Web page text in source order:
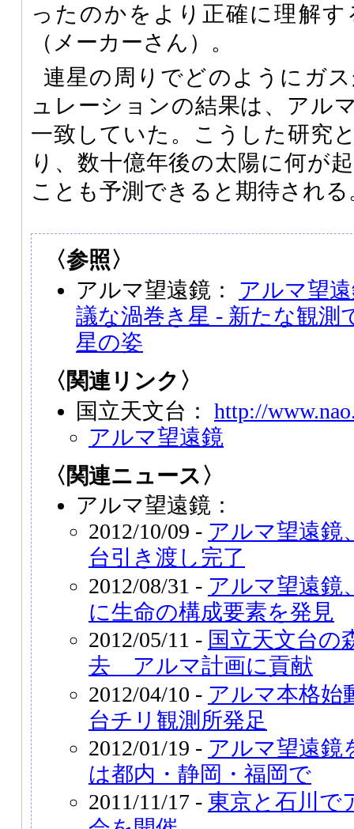
ったのかをより正確に理解
（メーカーさん）。
連星の周りでどのようにガ
ュレーションの結果は、アル
一致していた。こうした研究
り、数十億年後の太陽に何が
ことも予測できると期待される
〈参照〉
アルマ望遠鏡： アルマ望
議な渦巻き星 - 新たな観測
星の姿
〈関連リンク〉
国立天文台： http://
アルマ望遠鏡
〈関連ニュース〉
アルマ望遠鏡：
2012/10/09 - アルマ望遠鏡
台引き渡し完了
2012/08/31 - アルマ望遠鏡
に生命の構成要素を発見
2012/05/11 - 国立天文台の
去 アルマ計画に貢献
2012/04/10 - アルマ本格始
台チリ観測所発足
2012/01/19 - アルマ望遠
は都内・静岡・福岡で
2011/11/17 - 東京と石川で